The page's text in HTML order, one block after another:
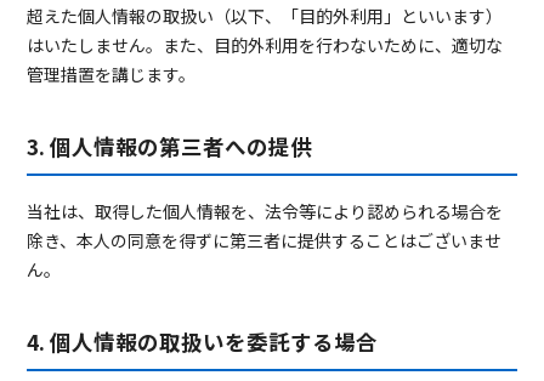
超えた個人情報の取扱い（以下、「目的外利用」といいます）
はいたしません。また、目的外利用を行わないために、適切な
管理措置を講じます。
3. 個人情報の第三者への提供
当社は、取得した個人情報を、法令等により認められる場合を
除き、本人の同意を得ずに第三者に提供することはございませ
ん。
4. 個人情報の取扱いを委託する場合